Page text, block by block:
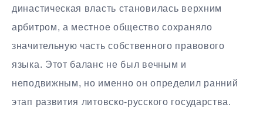
династическая власть становилась верхним
арбитром, а местное общество сохраняло
значительную часть собственного правового
языка. Этот баланс не был вечным и
неподвижным, но именно он определил ранний
этап развития литовско-русского государства.